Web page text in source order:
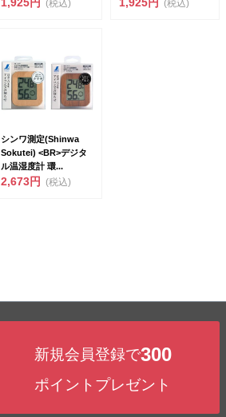
(税込) (税込)
シンワ測定(Shinwa
Sokutei) <BR>デジタ
ル温湿度計 環...
2,673円 (税込)
新規会員登録で300
ポイントプレゼント